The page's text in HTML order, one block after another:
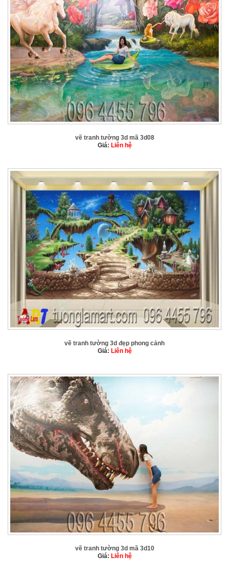
vẽ tranh tường 3d mã 3d08
Giá: Liên hệ
vẽ tranh tường 3d đẹp phong cảnh
Giá: Liên hệ
vẽ tranh tường 3d mã 3d10
Giá: Liên hệ